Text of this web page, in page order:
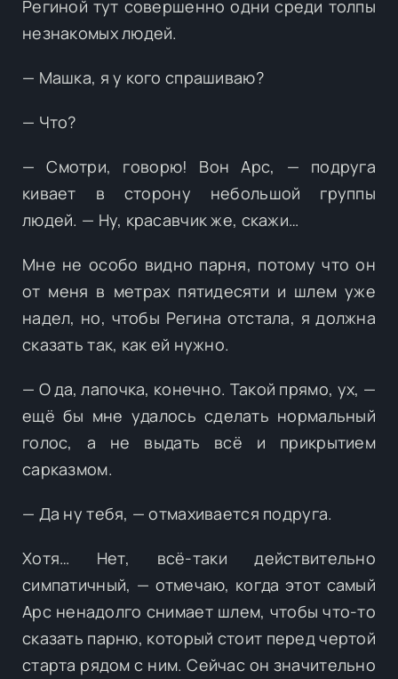
Региной тут совершенно одни среди толпы
незнакомых людей.
— Машка, я у кого спрашиваю?
— Что?
— Смотри, говорю! Вон Арс, — подруга
кивает в сторону небольшой группы
людей. — Ну, красавчик же, скажи…
Мне не особо видно парня, потому что он
от меня в метрах пятидесяти и шлем уже
надел, но, чтобы Регина отстала, я должна
сказать так, как ей нужно.
— О да, лапочка, конечно. Такой прямо, ух, —
ещё бы мне удалось сделать нормальный
голос, а не выдать всё и прикрытием
сарказмом.
— Да ну тебя, — отмахивается подруга.
Хотя… Нет, всё-таки действительно
симпатичный, — отмечаю, когда этот самый
Арс ненадолго снимает шлем, чтобы что-то
сказать парню, который стоит перед чертой
старта рядом с ним. Сейчас он значительно